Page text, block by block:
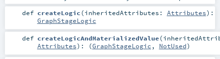
def createLogic(inheritedAttributes: Attributes) :
GraphStageLogic
def createLogicAndMaterializedValue(
Attributes) : (GraphStageLogic , NotUsed)